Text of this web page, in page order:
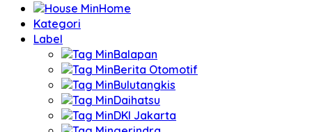
Home
Kategori
Label
Balapan
Berita Otomotif
Bulutangkis
Daihatsu
DKI Jakarta